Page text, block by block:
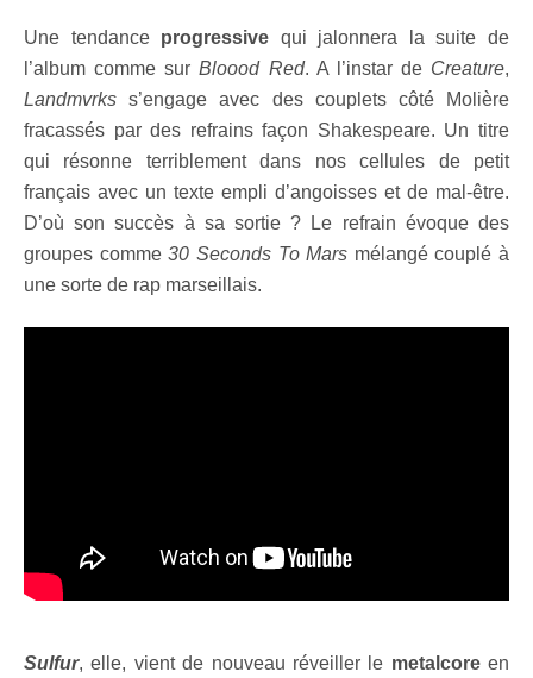
Une tendance progressive qui jalonnera la suite de
l’album comme surBloood Red. A l’instar de Creature,
Landmvrkss’engage avec des couplets côté Molière
fracassés par des refrains façon Shakespeare. Un titre
qui résonne terriblement dans nos cellules de petit
français avec un texte empli d’angoisses et de mal-être.
D’où son succès à sa sortie ? Le refrain évoque des
groupes comme30 Seconds To Mars mélangé couplé à
une sorte de rap marseillais.
Sulfur, elle, vient de nouveau réveiller le metalcoreen